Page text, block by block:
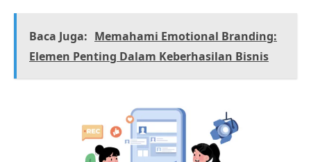
Baca Juga: Memahami Emotional Branding:
Elemen Penting Dalam Keberhasilan Bisnis